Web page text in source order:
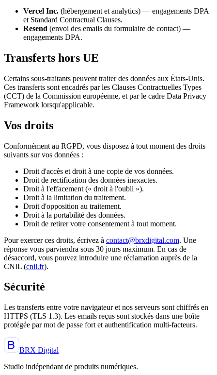
Vercel Inc. (hébergement et analytics) — engagements DPA
et Standard Contractual Clauses.
Resend (envoi des emails du formulaire de contact) —
engagements DPA.
Transferts hors UE
Certains sous-traitants peuvent traiter des données aux États-Unis.
Ces transferts sont encadrés par les Clauses Contractuelles Types
(CCT) de la Commission européenne, et par le cadre Data Privacy
Framework lorsqu'applicable.
Vos droits
Conformément au RGPD, vous disposez à tout moment des droits
suivants sur vos données :
Droit d'accès et droit à une copie de vos données.
Droit de rectification des données inexactes.
Droit à l'effacement (« droit à l'oubli »).
Droit à la limitation du traitement.
Droit d'opposition au traitement.
Droit à la portabilité des données.
Droit de retirer votre consentement à tout moment.
Pour exercer ces droits, écrivez à contact@brxdigital.com. Une
réponse vous parviendra sous 30 jours maximum. En cas de
désaccord, vous pouvez introduire une réclamation auprès de la
CNIL (cnil.fr).
Sécurité
Les transferts entre votre navigateur et nos serveurs sont chiffrés en
HTTPS (TLS 1.3). Les emails reçus sont stockés dans une boîte
protégée par mot de passe fort et authentification multi-facteurs.
BRX Digital
Studio indépendant de produits numériques.